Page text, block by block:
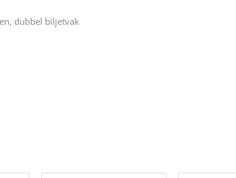
dubbel biljetvak